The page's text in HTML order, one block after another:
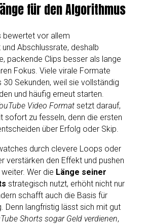
für den Algorithmus
bewertet vor allem
Abschlussrate, deshalb
packende Clips besser als lange
Fokus. Viele virale Formate
30 Sekunden, weil sie vollständig
und häufig erneut starten.
Video Formatsetzt darauf,
sofort zu fesseln, denn die ersten
über Erfolg oder Skip.
durch clevere Loops oder
verstärken den Effekt und pushen
Wer die Länge seiner
strategisch nutzt, erhöht nicht nur
schafft auch die Basis für
Denn langfristig lässt sich mit gut
Shorts sogar Geld verdienen,